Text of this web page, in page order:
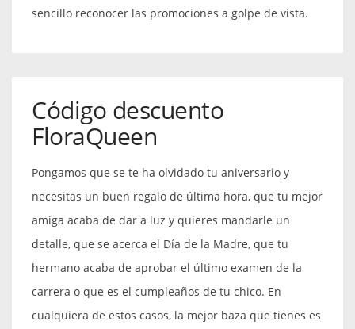
sencillo reconocer las promociones a golpe de vista.
Código descuento
FloraQueen
Pongamos que se te ha olvidado tu aniversario y
necesitas un buen regalo de última hora, que tu mejor
amiga acaba de dar a luz y quieres mandarle un
detalle, que se acerca el Día de la Madre, que tu
hermano acaba de aprobar el último examen de la
carrera o que es el cumpleaños de tu chico. En
cualquiera de estos casos, la mejor baza que tienes es